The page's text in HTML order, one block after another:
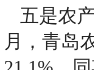
五是农
月，青岛